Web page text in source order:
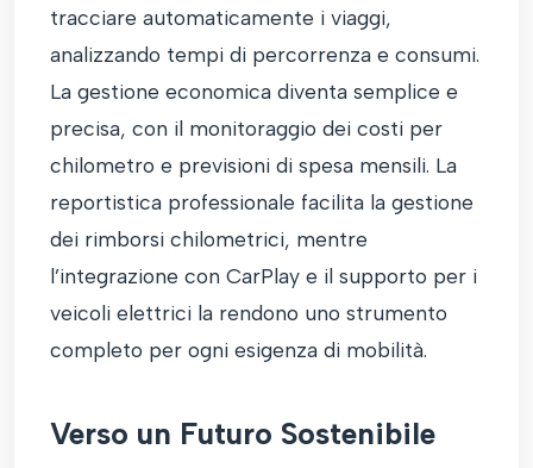
tracciare automaticamente i viaggi,
analizzando tempi di percorrenza e consumi.
La gestione economica diventa semplice e
precisa, con il monitoraggio dei costi per
chilometro e previsioni di spesa mensili. La
reportistica professionale facilita la gestione
dei rimborsi chilometrici, mentre
l’integrazione con CarPlay e il supporto per i
veicoli elettrici la rendono uno strumento
completo per ogni esigenza di mobilità.
Verso un Futuro Sostenibile